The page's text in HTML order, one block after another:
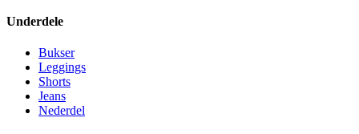
Underdele
Bukser
Leggings
Shorts
Jeans
Nederdel